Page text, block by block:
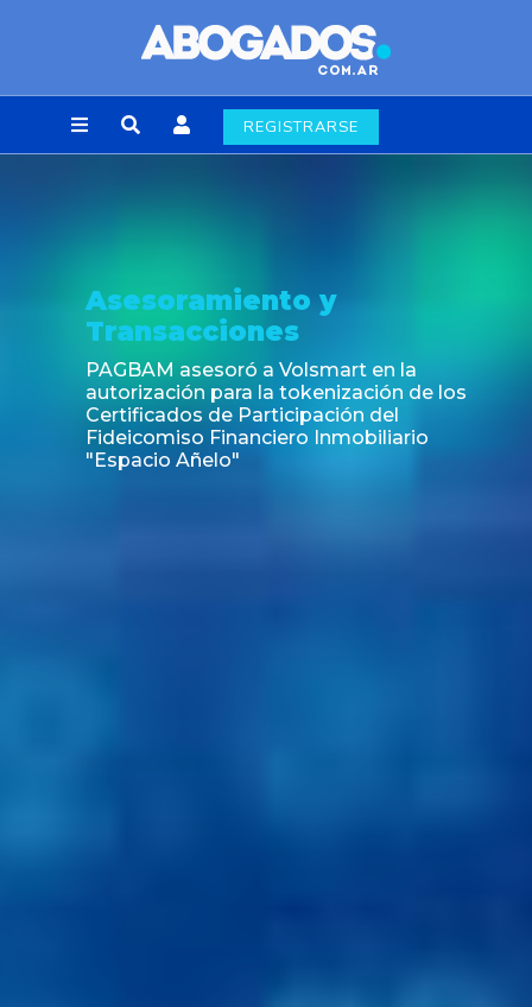
REGISTRARSE
Noticia
Fin de la obligación de rúbrica de los libros
laborales en la Ciudad de Buenos Aires